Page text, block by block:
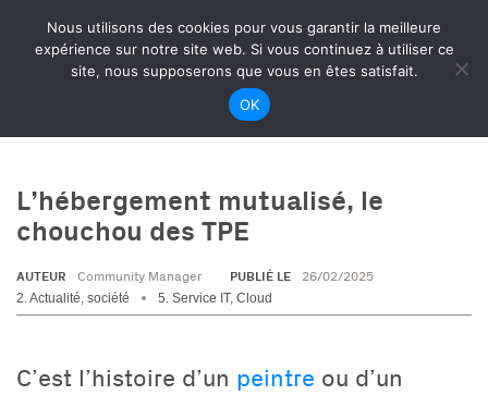
L’hébergement mutualisé, le
chouchou des TPE
AUTEUR Community Manager PUBLIÉ LE 26/02/2025
2. Actualité, société 5. Service IT, Cloud
C’est l’histoire d’un peintre ou d’un
Nous utilisons des cookies pour vous garantir la meilleure
expérience sur notre site web. Si vous continuez à utiliser ce
site, nous supposerons que vous en êtes satisfait.
OK